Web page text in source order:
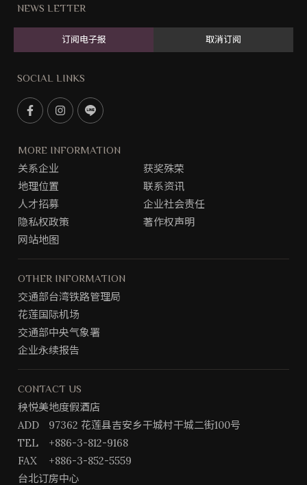
NEWS LETTER
订阅电子报 取消订阅
SOCIAL LINKS
F
c
b
o
o
k
页
I
s
m
L
n
MORE INFORMATION
关系企业
获奖殊荣
地理位置
联系资讯
人才招募
企业社会责任
隐私权政策
著作权声明
网站地图
OTHER INFORMATION
交通部台湾铁路管理局
花莲国际机场
交通部中央气象署
企业永续报告
CONTACT US
秧悦美地度假酒店
ADD
97362 花莲县吉安乡干城村干城二街100号
TEL
+886-3-812-9168
FAX
+886-3-852-5559
台北订房中心